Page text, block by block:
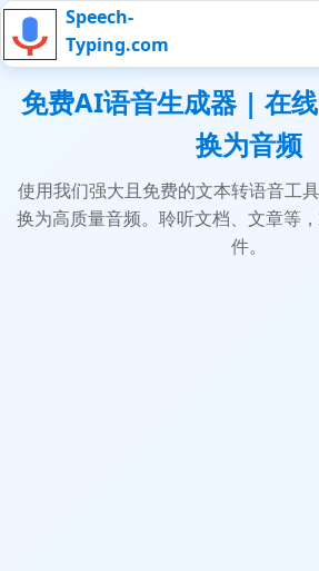
Speech-
Typing.com
免费AI语音生成器 | 在
换为音频
使用我们强大且免费的文本转语音工
换为高质量音频。聆听文档、文章等
件。